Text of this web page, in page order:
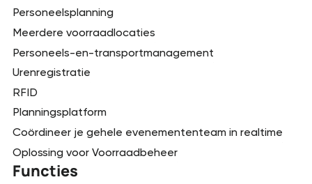
Personeelsplanning
Meerdere voorraadlocaties
Personeels-en-transportmanagement
Urenregistratie
RFID
Planningsplatform
Coördineer je gehele evenemententeam in realtime
Oplossing voor Voorraadbeheer
Functies